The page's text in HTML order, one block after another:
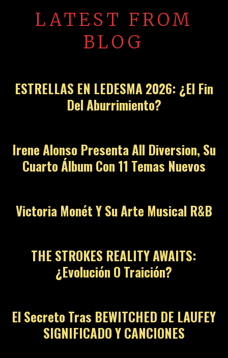
LATEST FROM
BLOG
ESTRELLAS EN LEDESMA 2026: ¿El Fin
Del Aburrimiento?
Irene Alonso Presenta All Diversion, Su
Cuarto Álbum Con 11 Temas Nuevos
Victoria Monét Y Su Arte Musical R&B
THE STROKES REALITY AWAITS:
¿Evolución O Traición?
El Secreto Tras BEWITCHED DE LAUFEY
SIGNIFICADO Y CANCIONES